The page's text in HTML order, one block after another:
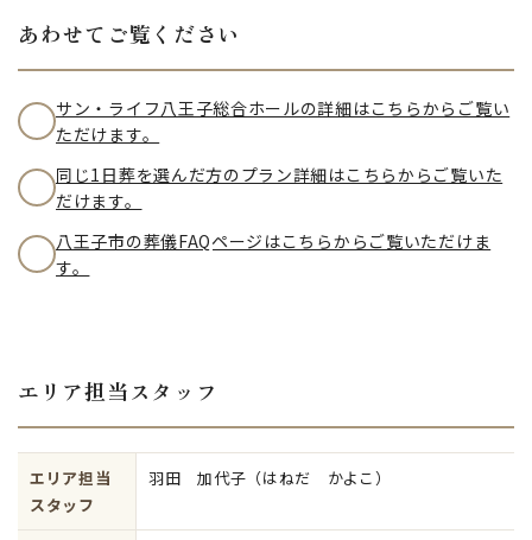
あわせてご覧ください
サン・ライフ八王子総合ホールの詳細はこちらからご覧い
ただけます。
同じ1日葬を選んだ方のプラン詳細はこちらからご覧いた
だけます。
八王子市の葬儀FAQページはこちらからご覧いただけま
す。
エリア担当スタッフ
エリア担当
スタッフ
羽田 加代子（はねだ かよこ）